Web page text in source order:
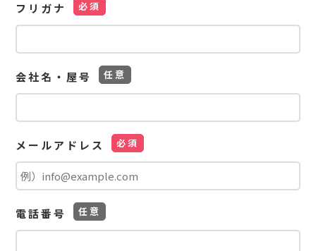
フリガナ
会社名・屋号
メールアドレス
電話番号